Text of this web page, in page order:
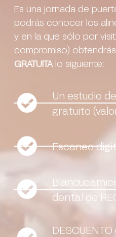
Es una jornada de
podrás conocer los
y en la que sólo por
compromiso)
GRATUITAlo siguiente:
Un estudio
gratuito
Escaneo
dental de